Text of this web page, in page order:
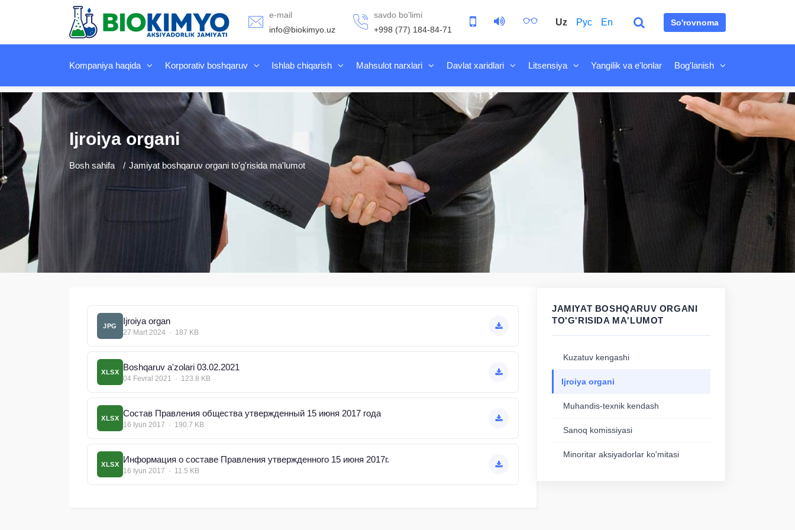
e-mail
info@biokimyo.uz
savdo bo'limi
+998 (77) 184-84-71
Uz Рус En So'rovnoma
Kompaniya haqida Korporativ boshqaruv Ishlab chiqarish Mahsulot narxlari Davlat xaridlari Litsensiya Yangilik va e'lonlar Bog'lanish
Ijroiya organi
Bosh sahifa Jamiyat boshqaruv organi to'g'risida ma'lumot
JPG
Ijroiya organ
27 Mart 2024 · 187 KB
XLSX
Boshqaruv a'zolari 03.02.2021
04 Fevral 2021 · 123.8 KB
XLSX
Состав Правления общества утвержденный 15 июня 2017 года
16 Iyun 2017 · 190.7 KB
XLSX
Информация о составе Правления утвержденного 15 июня 2017г.
16 Iyun 2017 · 11.5 KB
JAMIYAT BOSHQARUV ORGANI
TO'G'RISIDA MA'LUMOT
Kuzatuv kengashi
Ijroiya organi
Muhandis-texnik kendash
Sanoq komissiyasi
Minoritar aksiyadorlar ko'mitasi